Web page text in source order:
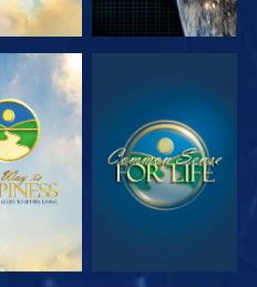
SE SE